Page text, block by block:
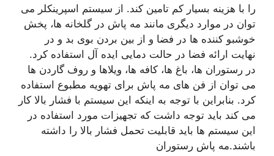
را با هزینه بسیار کم تامین کند. از سیستم اسپرینکلر می
توان در موارد دیگری مانند مه پاش در گلخانه ها، پخش
خوشبو کننده ها در فضا و از بین بردن بوی بد و در
نهایت ارائه فضا در حالت دمایی ایده آل استفاده کرد.
در رستوران ها، باغ ها، کافه ها، ویلاها و روف گاردن ها
می توان از فن های مه پاش برای تهویه مطبوع استفاده
کرد. بنابراین با توجه به اینکه این سیستم با فشار بالا کار
می کند باید توجه داشت که تجهیزات مورد استفاده در
این سیستم ها باید قابلیت تحمل فشار بالا را داشته
باشند.مه پاش رستوران